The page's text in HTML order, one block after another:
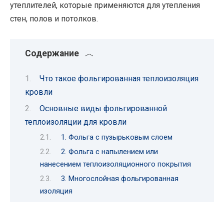
утеплителей, которые применяются для утепления
стен, полов и потолков.
Содержание
Что такое фольгированная теплоизоляция
кровли
Основные виды фольгированной
теплоизоляции для кровли
1. Фольга с пузырьковым слоем
2. Фольга с напылением или
нанесением теплоизоляционного покрытия
3. Многослойная фольгированная
изоляция